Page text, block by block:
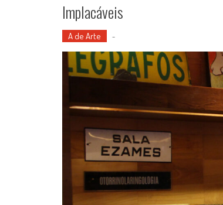
Implacáveis
A de Arte -